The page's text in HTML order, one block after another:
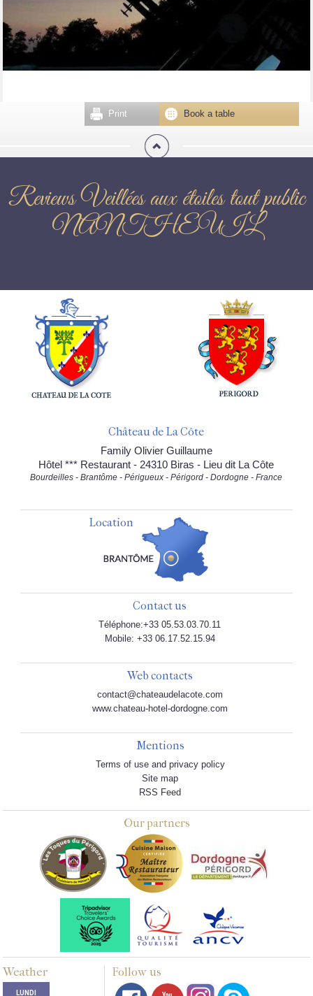
Book a table
Print
Reviews Veillées aux étoiles tout public
NANTHEUIL
Château de La Côte
Family Olivier Guillaume
Hôtel *** Restaurant - 24310 Biras - Lieu dit La Côte
Bourdeilles - Brantôme - Périgueux - Périgord - Dordogne - France
Location
Contact us
Téléphone:+33 05.53.03.70.11
Mobile: +33 06.17.52.15.94
Web contacts
contact@chateaudelacote.com
www.chateau-hotel-dordogne.com
Mentions
Terms of use and privacy policy
Site map
RSS Feed
Our partners
Weather Follow us